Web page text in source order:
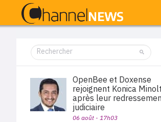
OpenBee et Doxense
rejoignent Konica
après leur
judiciaire
06 août - 17h03